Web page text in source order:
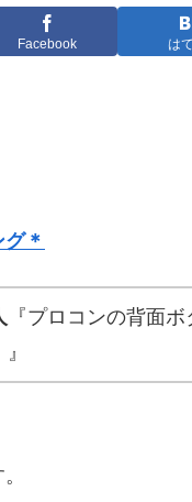
Facebook は
＊
『プロコンの背面